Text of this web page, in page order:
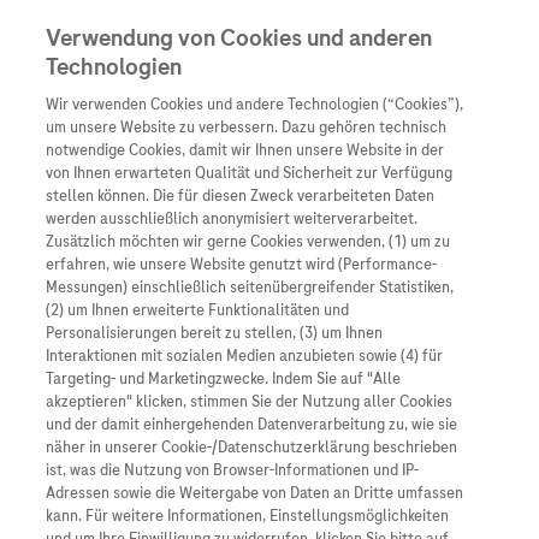
Unternehmen
Übersicht
Wer wir sind
Was uns antreibt
Unsere Standorte
Roche Stories
Events
Innovation
Übersicht
Forschung
Personalisierte
Digitalisierung
Blog Zukunftslabor
Übersicht
Unser Service für
Informationen zu
Diagnostik ist
Klinische Studien
Arzneimittel
Übersicht
Arzneimittel A-Z
Roche Pipeline
Roche Fachportal
Diagnostik
Kontakt
Presse
Karriere
Verwendung von Cookies und anderen
Technologien
Wir verwenden Cookies und andere Technologien (“Cookies”),
um unsere Website zu verbessern. Dazu gehören technisch
notwendige Cookies, damit wir Ihnen unsere Website in der
von Ihnen erwarteten Qualität und Sicherheit zur Verfügung
stellen können. Die für diesen Zweck verarbeiteten Daten
werden ausschließlich anonymisiert weiterverarbeitet.
Zusätzlich möchten wir gerne Cookies verwenden, (1) um zu
erfahren, wie unsere Website genutzt wird (Performance-
Messungen) einschließlich seitenübergreifender Statistiken,
(2) um Ihnen erweiterte Funktionalitäten und
Personalisierungen bereit zu stellen, (3) um Ihnen
Interaktionen mit sozialen Medien anzubieten sowie (4) für
Targeting- und Marketingzwecke. Indem Sie auf "Alle
akzeptieren" klicken, stimmen Sie der Nutzung aller Cookies
und der damit einhergehenden Datenverarbeitung zu, wie sie
näher in unserer Cookie-/Datenschutzerklärung beschrieben
ist, was die Nutzung von Browser-Informationen und IP-
Adressen sowie die Weitergabe von Daten an Dritte umfassen
kann. Für weitere Informationen, Einstellungsmöglichkeiten